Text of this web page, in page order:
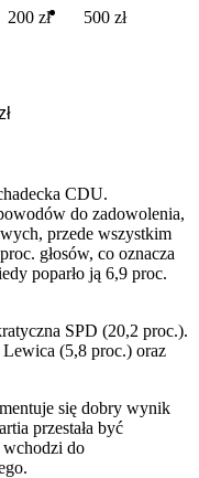
200 zł 500 zł
CDU.
do zadowolenia,
przede wszystkim
głosów, co oznacza
poparło ją 6,9 proc.
SPD (20,2 proc.).
(5,8 proc.) oraz
się dobry wynik
przestała być
wchodzi do